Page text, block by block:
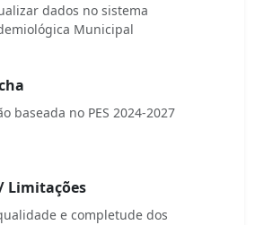
dados no sistema
Municipal
baseada no PES 2024-2027
Limitações
e completude dos